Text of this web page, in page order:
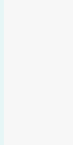
Một vị trí
Một góc tái